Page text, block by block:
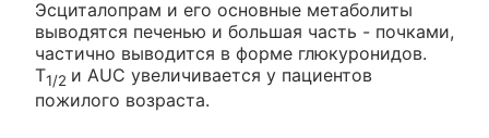
Эсциталопрам и его основные метаболиты
выводятся печенью и большая часть - почками,
частично выводится в форме глюкуронидов.
T1/2 и AUC увеличивается у пациентов
пожилого возраста.